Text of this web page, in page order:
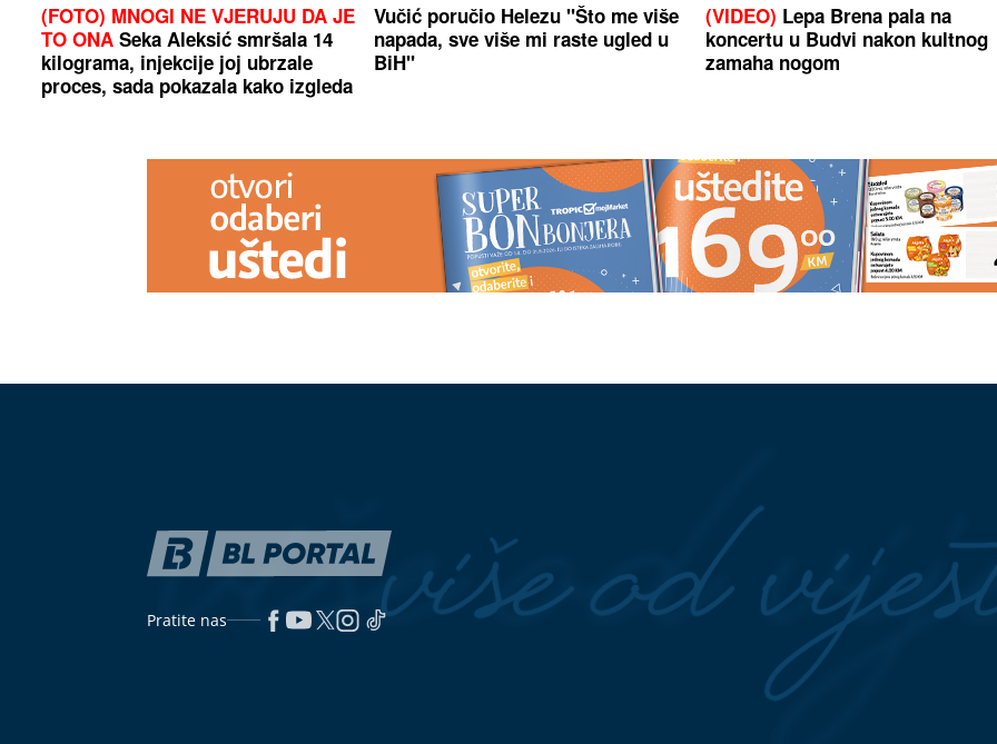
(FOTO) MNOGI NE VJERUJU DA JE
TO ONA Seka Aleksić smršala 14
kilograma, injekcije joj ubrzale
proces, sada pokazala kako izgleda
Vučić poručio Helezu "Što me više
napada, sve više mi raste ugled u
BiH"
(VIDEO) Lepa Brena pala na
koncertu u Budvi nakon kultnog
zamaha nogom
Pratite nas